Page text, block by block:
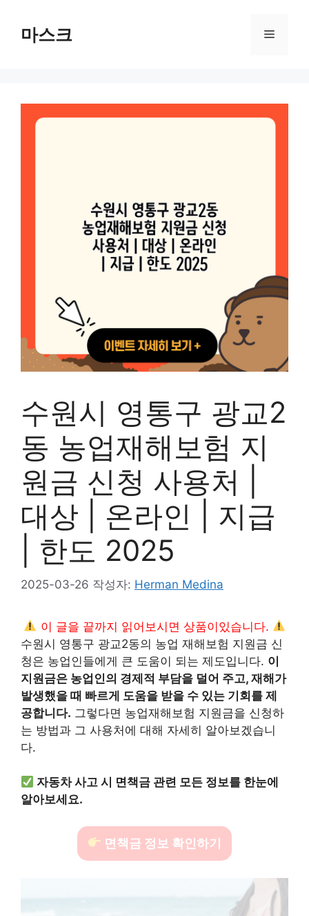
마스크 메
수원시 영통구 광교2
동 농업재해보험 지
원금 신청 사용처 |
대상 | 온라인 | 지급
| 한도 2025
2025-03-26 작성자: Herman Medina
이 글을 끝까지 읽어보시면 상품이있습니다.
수원시 영통구 광교2동의 농업 재해보험 지원금 신
청은 농업인들에게 큰 도움이 되는 제도입니다. 이
지원금은 농업인의 경제적 부담을 덜어 주고, 재해가
발생했을 때 빠르게 도움을 받을 수 있는 기회를 제
공합니다. 그렇다면 농업재해보험 지원금을 신청하
는 방법과 그 사용처에 대해 자세히 알아보겠습니
다.
자동차 사고 시 면책금 관련 모든 정보를 한눈에
알아보세요.
면책금 정보 확인하기